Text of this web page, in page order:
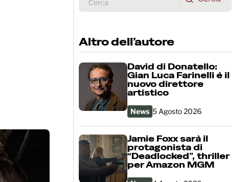
Altro dell’autore
David di Donatello:
Gian Luca Farinelli è il
nuovo direttore
artistico
News 5 Agosto 2026
Jamie Foxx sarà il
protagonista di
“Deadlocked”, thriller
per Amazon MGM